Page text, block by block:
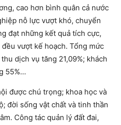
cao hơn bình quân cả nước
nỗ lực vượt khó, chuyển
đạt những kết quả tích cực,
vượt kế hoạch. Tổng mức
dịch vụ tăng 21,09%; khách
55%…
được chú trọng; khoa học và
đời sống vật chất và tinh thần
Công tác quản lý đất đai,